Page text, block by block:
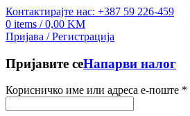
Контактирајте нас: +387 59 226-459
0 items / 0,00 KM
Пријава / Регистрација
Пријавите сеНапарви налог
Корисничко име или адреса е-поште *